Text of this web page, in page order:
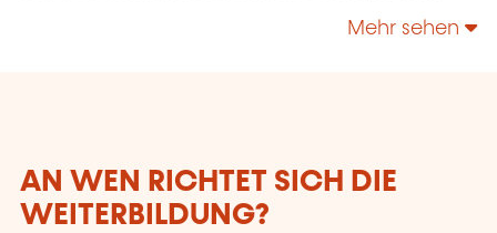
partenaires et nos experts de terrain, nos
formations répondent aux besoins réels du
Mehr sehen
AN WEN RICHTET SICH DIE
WEITERBILDUNG?